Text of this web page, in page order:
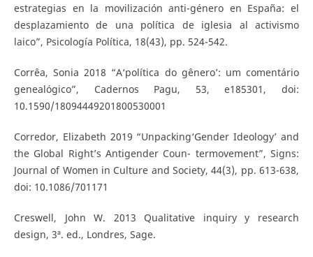
estrategias en la movilización anti-género en España: el
desplazamiento de una política de iglesia al activismo
laico”, Psicología Política, 18(43), pp. 524-542.
Corrêa, Sonia 2018 “A‘política do gênero’: um comentário
genealógico”, Cadernos Pagu, 53, e185301, doi:
10.1590/18094449201800530001
Corredor, Elizabeth 2019 “Unpacking‘Gender Ideology’ and
the Global Right’s Antigender Coun- termovement”, Signs:
Journal of Women in Culture and Society, 44(3), pp. 613-638,
doi: 10.1086/701171
Creswell, John W. 2013 Qualitative inquiry y research
design, 3ª. ed., Londres, Sage.